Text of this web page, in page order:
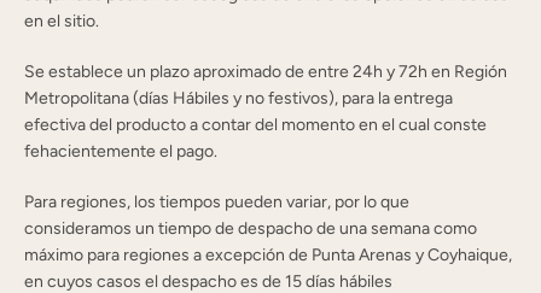
en el sitio.
Se establece un plazo aproximado de entre 24h y 72h en Región
Metropolitana (días Hábiles y no festivos), para la entrega
efectiva del producto a contar del momento en el cual conste
fehacientemente el pago.
Para regiones, los tiempos pueden variar, por lo que
consideramos un tiempo de despacho de una semana como
máximo para regiones a excepción de Punta Arenas y Coyhaique,
en cuyos casos el despacho es de 15 días hábiles